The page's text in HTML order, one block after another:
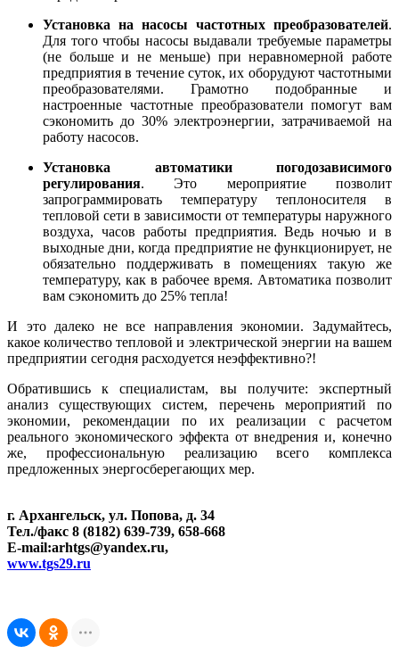
Установка на насосы частотных преобразователей.
Для того чтобы насосы выдавали требуемые параметры
(не больше и не меньше) при неравномерной работе
предприятия в течение суток, их оборудуют частотными
преобразователями. Грамотно подобранные и
настроенные частотные преобразователи помогут вам
сэкономить до 30% электроэнергии, затрачиваемой на
работу насосов.
Установка автоматики погодозависимого
регулирования. Это мероприятие позволит
запрограммировать температуру теплоносителя в
тепловой сети в зависимости от температуры наружного
воздуха, часов работы предприятия. Ведь ночью и в
выходные дни, когда предприятие не функционирует, не
обязательно поддерживать в помещениях такую же
температуру, как в рабочее время. Автоматика позволит
вам сэкономить до 25% тепла!
И это далеко не все направления экономии. Задумайтесь,
какое количество тепловой и электрической энергии на вашем
предприятии сегодня расходуется неэффективно?!
Обратившись к специалистам, вы получите: экспертный
анализ существующих систем, перечень мероприятий по
экономии, рекомендации по их реализации с расчетом
реального экономического эффекта от внедрения и, конечно
же, профессиональную реализацию всего комплекса
предложенных энергосберегающих мер.
г. Архангельск, ул. Попова, д. 34
Тел./факс 8 (8182) 639-739, 658-668
E-mail:arhtgs@yandex.ru,
www.tgs29.ru